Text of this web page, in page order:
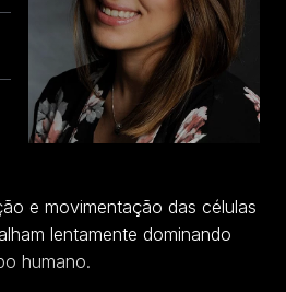
e movimentação das células
lentamente dominando
humano.